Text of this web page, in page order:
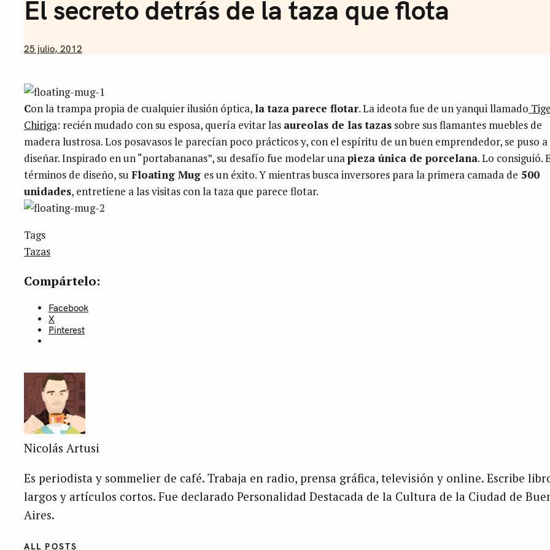
El secreto detrás de la taza que flota
by
25 julio, 2012
Con la trampa propia de cualquier ilusión óptica,la taza parece flotar. La ideota fue de un yanqui llamado
Chiriga: recién mudado con su esposa, quería evitar las aureolas de las tazas sobre sus flamantes muebles de
madera lustrosa. Los posavasos le parecían poco prácticos y, con el espíritu de un buen emprendedor, se puso a
diseñar. Inspirado en un “portabananas”, su desafío fue modelar una pieza única de porcelana. Lo consiguió.
términos de diseño, su Floating Mug es un éxito. Y mientras busca inversores para la primera camada de 500
unidades, entretiene a las visitas con la taza que parece flotar.
Categories
categoría
Tags
Tazas
Compártelo:
Facebook
X
Pinterest
Nicolás Artusi
Es periodista y sommelier de café. Trabaja en radio, prensa gráfica, televisión y online. Escribe
largos y artículos cortos. Fue declarado Personalidad Destacada de la Cultura de la Ciudad de
Aires.
ALL POSTS